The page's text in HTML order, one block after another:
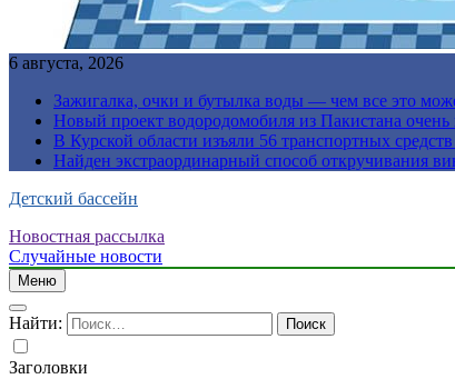
6 августа, 2026
Зажигалка, очки и бутылка воды — чем все это
Новый проект водородомобиля из Пакистана
В Курской области изъяли 56 транспортных
Найден экстраординарный способ откручивания
Детский бассейн
Новостная рассылка
Случайные новости
Меню
Найти:
Заголовки